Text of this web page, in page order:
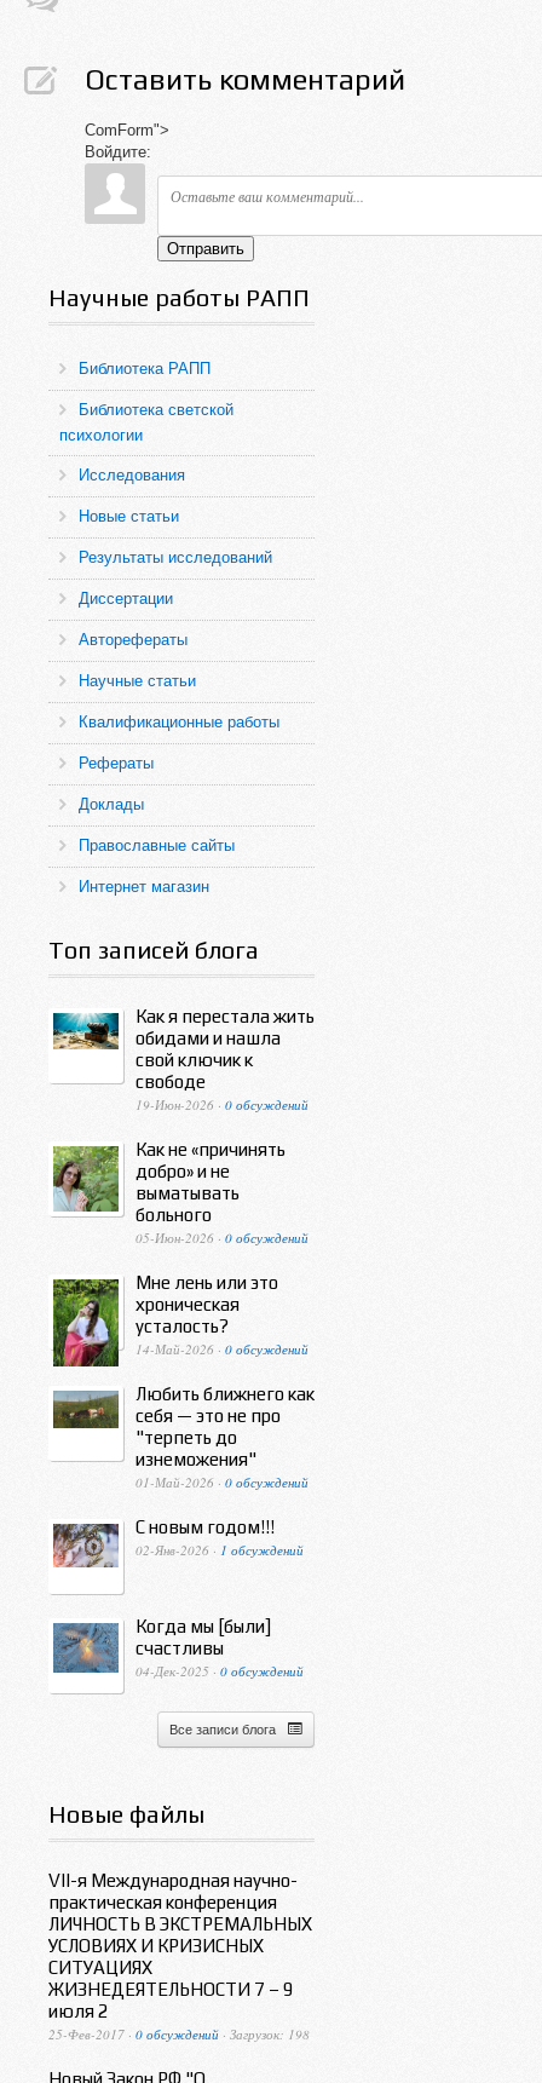
Оставить комментарий
ComForm">
Войдите:
Отправить
Научные работы РАПП
Библиотека РАПП
Библиотека светской
психологии
Исследования
Новые статьи
Результаты исследований
Диссертации
Авторефераты
Научные статьи
Квалификационные работы
Рефераты
Доклады
Православные сайты
Интернет магазин
Топ записей блога
Как я перестала жить
обидами и нашла
свой ключик к
свободе
19-Июн-2026 · 0 обсуждений
Как не «причинять
добро» и не
выматывать
больного
05-Июн-2026 · 0 обсуждений
Мне лень или это
хроническая
усталость?
14-Май-2026 · 0 обсуждений
Любить ближнего как
себя — это не про
"терпеть до
изнеможения"
01-Май-2026 · 0 обсуждений
С новым годом!!!
02-Янв-2026 · 1 обсуждений
Когда мы [были]
счастливы
04-Дек-2025 · 0 обсуждений
Все записи блога
Новые файлы
VII-я Международная научно-
практическая конференция
ЛИЧНОСТЬ В ЭКСТРЕМАЛЬНЫХ
УСЛОВИЯХ И КРИЗИСНЫХ
СИТУАЦИЯХ
ЖИЗНЕДЕЯТЕЛЬНОСТИ 7 – 9
июля 2
25-Фев-2017 · 0 обсуждений · Загрузок: 198
Новый Закон РФ "О